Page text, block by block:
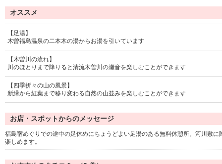
オススメ
【足湯】
木曽福島温泉の二本木の湯からお湯を引いています
【木曽川の流れ】
川のほとりまで降りると清流木曽川の瀬音を楽しむことができます
【四季折々の山の風景】
新緑から紅葉まで移り変わる自然の山並みを楽しむことができます
お店・スポットからのメッセージ
福島宿めぐりでの途中の足休めにちょうどよい足湯のある無料休憩所。河川敷
楽しめます。